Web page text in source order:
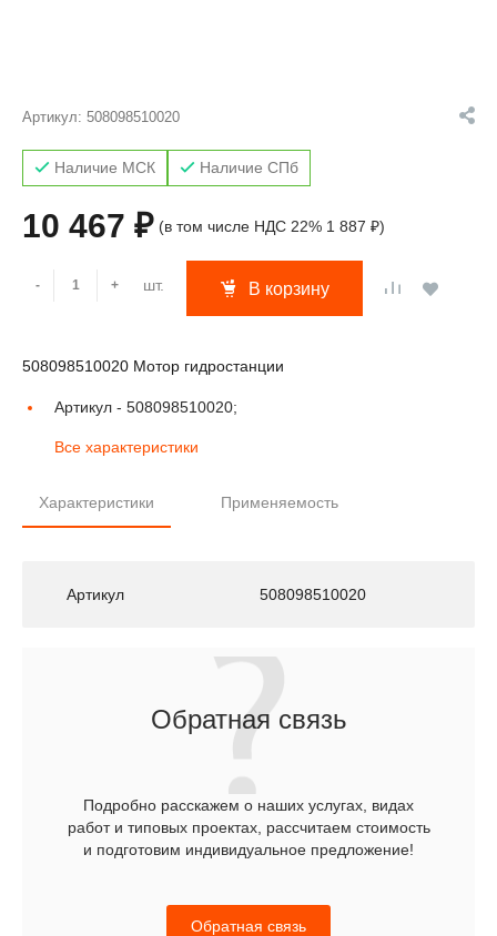
Артикул: 508098510020
Наличие МСК Наличие СПб
10 467 ₽ (в том числе НДС 22% 1 887 ₽)
- + шт. В корзину
508098510020 Мотор гидростанции
Артикул - 508098510020;
Все характеристики
Характеристики Применяемость
Артикул 508098510020
Обратная связь
Подробно расскажем о наших услугах, видах
работ и типовых проектах, рассчитаем стоимость
и подготовим индивидуальное предложение!
Обратная связь